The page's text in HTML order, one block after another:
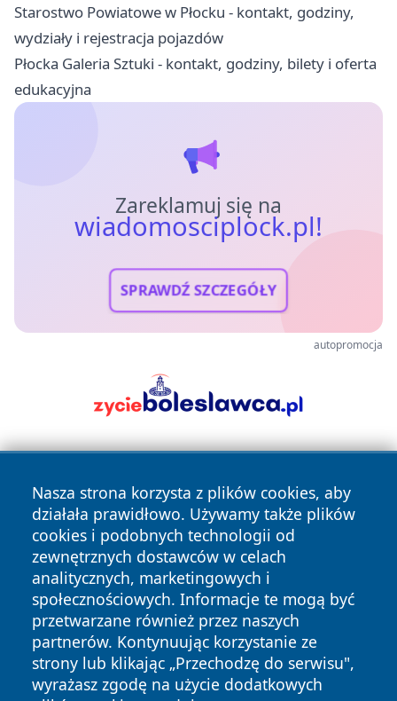
Starostwo Powiatowe w Płocku - kontakt, godziny,
wydziały i rejestracja pojazdów
Płocka Galeria Sztuki - kontakt, godziny, bilety i oferta
edukacyjna
Zareklamuj się na
wiadomosciplock.pl!
SPRAWDŹ SZCZEGÓŁY
autopromocja
Nasza strona korzysta z plików cookies, aby
działała prawidłowo. Używamy także plików
cookies i podobnych technologii od
zewnętrznych dostawców w celach
analitycznych, marketingowych i
społecznościowych. Informacje te mogą być
przetwarzane również przez naszych
partnerów. Kontynuując korzystanie ze
strony lub klikając „Przechodzę do serwisu",
wyrażasz zgodę na użycie dodatkowych
Copyright © 2026 wiadomosciplock.pl Wszystkie prawa
zastrzeżone.
News Autorzy
Polityka
Prywatności
Polityka
Cookies